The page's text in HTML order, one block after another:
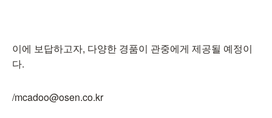
이에 보답하고자, 다양한 경품이 관중에게 제공될 예정이
다.
/mcadoo@osen.co.kr